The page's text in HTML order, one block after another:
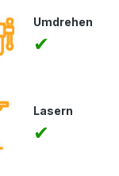
Umdrehen
✔
Lasern
✔